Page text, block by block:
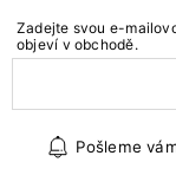
Zadejte svou e-
objeví v obchodě.
Pošleme